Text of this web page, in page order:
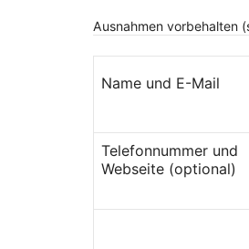
Ausnahmen vorbehalten
Name und E-Mail
Telefonnummer und
Webseite (optional)